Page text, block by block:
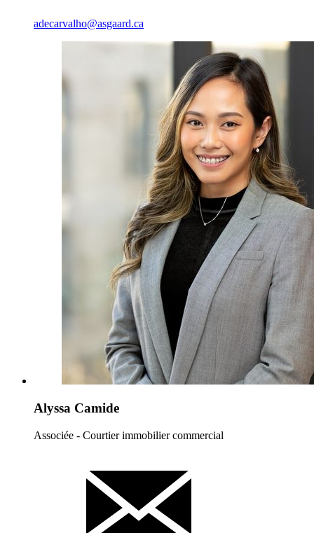
adecarvalho@asgaard.ca
Alyssa Camide
Associée - Courtier immobilier commercial